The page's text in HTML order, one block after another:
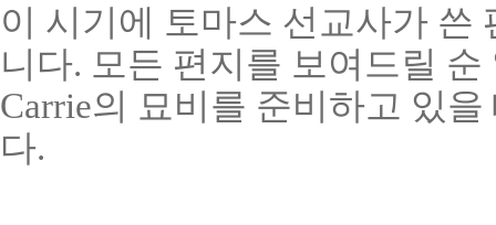
이 시기에 토마스 선교사가 쓴
니다. 모든 편지를 보여드릴
Carrie의 묘비를 준비하고 있
다.